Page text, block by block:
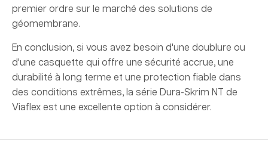
premier ordre sur le marché des solutions de
géomembrane.
En conclusion, si vous avez besoin d'une doublure ou
d'une casquette qui offre une sécurité accrue, une
durabilité à long terme et une protection fiable dans
des conditions extrêmes, la série Dura-Skrim NT de
Viaflex est une excellente option à considérer.